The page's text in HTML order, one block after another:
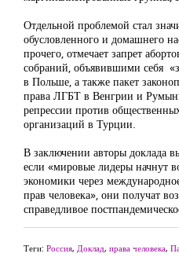
Отдельной проблемой стал
обусловленного и домашнего
прочего, отмечает запрет
собраний, объявившими себя
в Польше, а также пакет
права ЛГБТ в Венгрии и
репрессии против
организаций в Турции.
В заключении авторы доклада
если «мировые лидеры начнут
экономики через
прав человека», они получат
справедливое
Теги: Россия, Доклад, права человека,